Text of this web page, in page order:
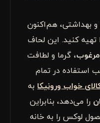
بهداشتی، هم‌اکنون
تهیه کنید. این لحاف
، گرما و لطافت
استفاده در تمام
خواب ورونیکابه
را می‌دهد، بنابراین
لوکس را به خانه